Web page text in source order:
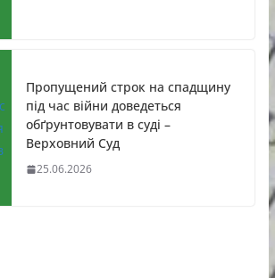
Пропущений строк на спадщину
під час війни доведеться
обґрунтовувати в суді –
Верховний Суд
25.06.2026